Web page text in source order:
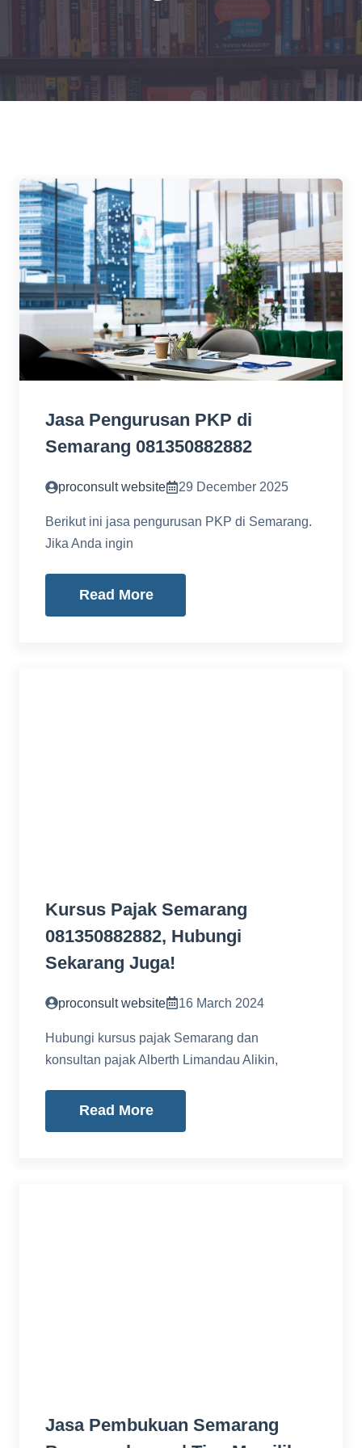
Jasa Pengurusan PKP di
Semarang 081350882882
proconsult website 29 December 2025
Berikut ini jasa pengurusan PKP di Semarang.
Jika Anda ingin
Read More
Kursus Pajak Semarang
081350882882, Hubungi
Sekarang Juga!
proconsult website 16 March 2024
Hubungi kursus pajak Semarang dan
konsultan pajak Alberth Limandau Alikin,
Read More
Jasa Pembukuan Semarang